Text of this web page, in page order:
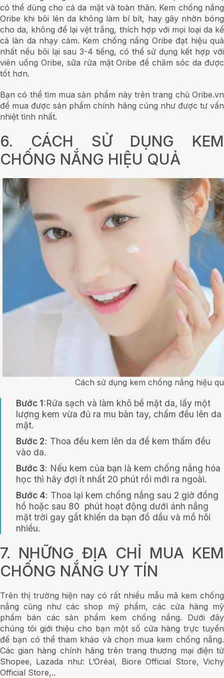
có thể dùng cho cả da mặt và toàn thân. Kem chống nắng
Oribe khi bôi lên da không làm bí bít, hay gây nhờn bóng
cho da, không để lại vệt trắng, thích hợp với mọi loại da kể
cả làn da nhạy cảm. Kem chống nắng Oribe đạt hiệu quả
nhất nếu bôi lại sau 3-4 tiếng, có thể sử dụng kết hợp với
viên uống Oribe, sữa rửa mặt Oribe để chăm sóc da được
tốt hơn.
Bạn có thể tìm mua sản phẩm này trên trang chủ Oribe.vn
để mua được sản phẩm chính hãng cúng như được tư vấn
nhiệt tình nhất.
6. CÁCH SỬ DỤNG KEM
CHỐNG NẮNG HIỆU QUẢ
Cách sử dụng kem chống nắng hiệu
Bước 1:Rửa sạch và làm khô bề mặt da, lấy một
lượng kem vừa đủ ra mu bàn tay, chấm đều lên da
mặt.
Bước 2: Thoa đều kem lên da để kem thấm đều
vào da.
Bước 3: Nếu kem của bạn là kem chống nắng hóa
học thì hãy đợi ít nhất 20 phút rồi mới ra ngoài.
Bước 4: Thoa lại kem chống nắng sau 2 giờ đồng
hồ hoặc sau 80 phút hoạt động dưới ánh nắng
mặt trời gay gắt khiến da bạn đồ dầu và mồ hôi
nhiều.
7. NHỮNG ĐỊA CHỈ MUA KEM
CHỐNG NẮNG UY TÍN
Trên thị trường hiện nay có rất nhiều mẫu mã kem chống
nắng cũng như các shop mỹ phẩm, các cửa hàng mỹ
phẩm bán các sản phẩm kem chống nắng. Dưới đây
chúng tôi giới thiệu cho bạn một số cửa hàng trực tuyến
để bạn có thể tham khảo và chọn mua kem chống nắng.
Các gian hàng chính hãng trên trang thương mại điện tử
Shopee, Lazada như: L’Oréal, Biore Official Store, Vichy
Official Store,..